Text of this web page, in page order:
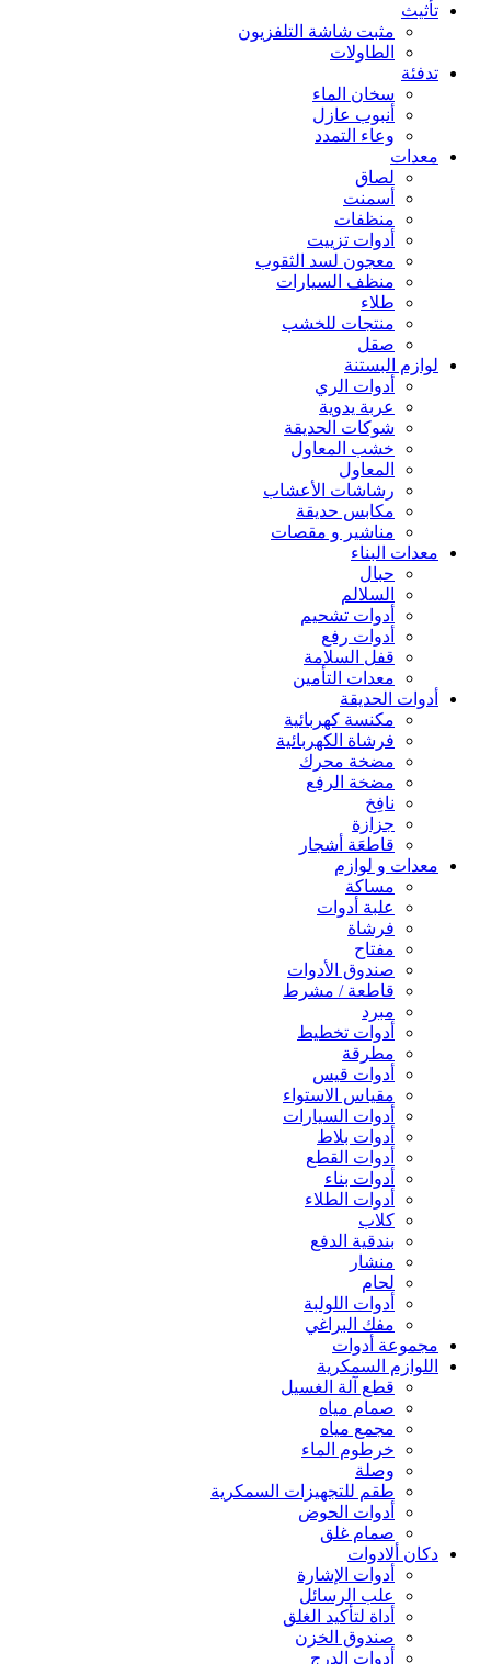
تأثيث
مثبت شاشة التلفزيون
الطاولات
تدفئة
سخان الماء
أنبوب عازل
وعاء التمدد
معدات
لصاق
أسمنت
منظفات
أدوات تزييت
معجون لسد الثقوب
منظف السيارات
طلاء
منتجات للخشب
صقل
لوازم البستنة
أدوات الري
عربة يدوية
شوكات الحديقة
خشب المعاول
المعاول
رشاشات الأعشاب
مكابس حديقة
مناشير و مقصات
معدات البناء
حبال
السلالم
أدوات تشحيم
أدوات رفع
قفل السلامة
معدات التأمين
أدوات الحديقة
مكنسة كهربائية
فرشاة الكهربائية
مضخة محرك
مضخة الرفع
نافِخ
جزازة
قاطعَة أشجار
معدات و لوازم
مساكة
علبة أدوات
فرشاة
مفتاح
صندوق الأدوات
قاطعة / مشرط
مبرد
أدوات تخطيط
مطرقة
أدوات قيس
مقياس الاستواء
أدوات السيارات
أدوات بلاط
أدوات القطع
أدوات بناء
أدوات الطلاء
كلاب
بندقية الدفع
منشار
لحام
أدوات اللولبة
مفك البراغي
مجموعة أدوات
اللوازم السمكرية
قطع آلة الغسيل
صمام مياه
مجمع مياه
خرطوم الماء
وصلة
طقم للتجهيزات السمكرية
أدوات الحوض
صمام غلق
دكان ألادوات
أدوات الإشارة
علب الرسائل
أداة لتأكيد الغلق
صندوق الخزن
أدوات الدرج